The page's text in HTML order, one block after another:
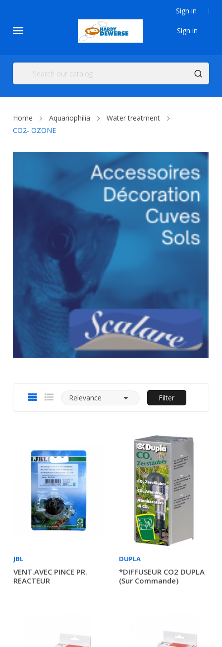
Sign in
Sign in
Home Aquariophilia
Water treatment
CO2- OZONE
Relevance  Filter
JBL
VENT.AVEC PINCE PR.
REACTEUR
DUPLA
*DIFFUSEUR CO2 DUPLA
(sur Commande)